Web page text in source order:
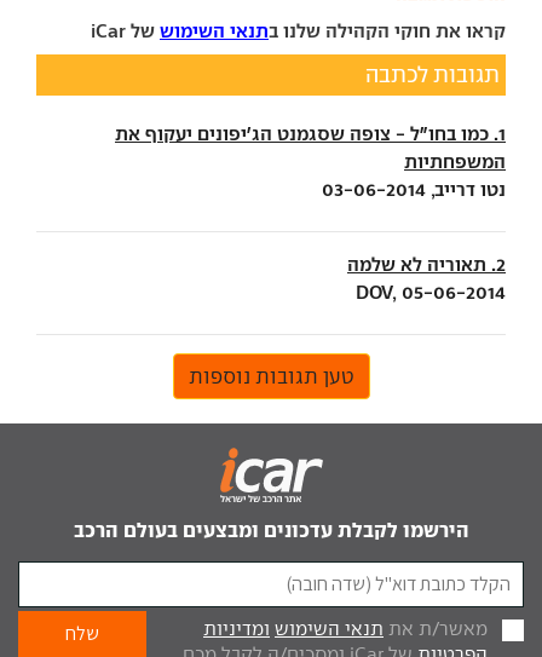
קראו את חוקי הקהילה שלנו בתנאי השימוש של iCar
תגובות לכתבה
1. כמו בחו"ל - צופה שסגמנט הג'יפונים יעקוף את
המשפחתיות
נטו דרייב, 03-06-2014
2. תאוריה לא שלמה
DOV, 05-06-2014
טען תגובות נוספות
הירשמו לקבלת עדכונים ומבצעים בעולם הרכב
מאשר/ת את תנאי השימוש ומדיניות